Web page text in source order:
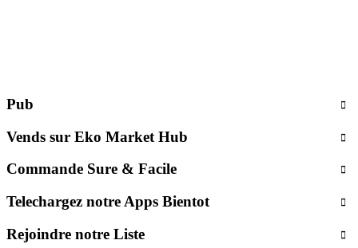
Pub
Vends sur Eko Market Hub
Commande Sure & Facile
Telechargez notre Apps Bientot
Rejoindre notre Liste